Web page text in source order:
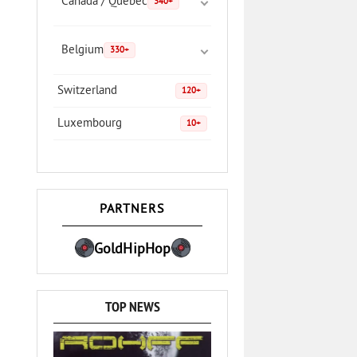
Belgium 330+
Switzerland 120+
Luxembourg 10+
PARTNERS
GoldHipHop
TOP NEWS